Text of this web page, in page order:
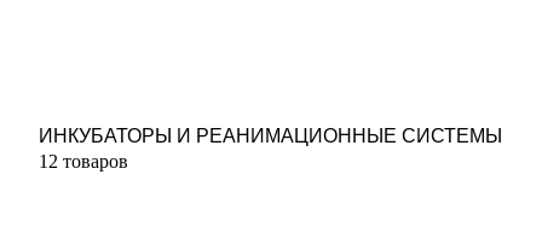
ИНКУБАТОРЫ И РЕАНИМАЦИОННЫЕ СИСТЕМЫ
12 товаров